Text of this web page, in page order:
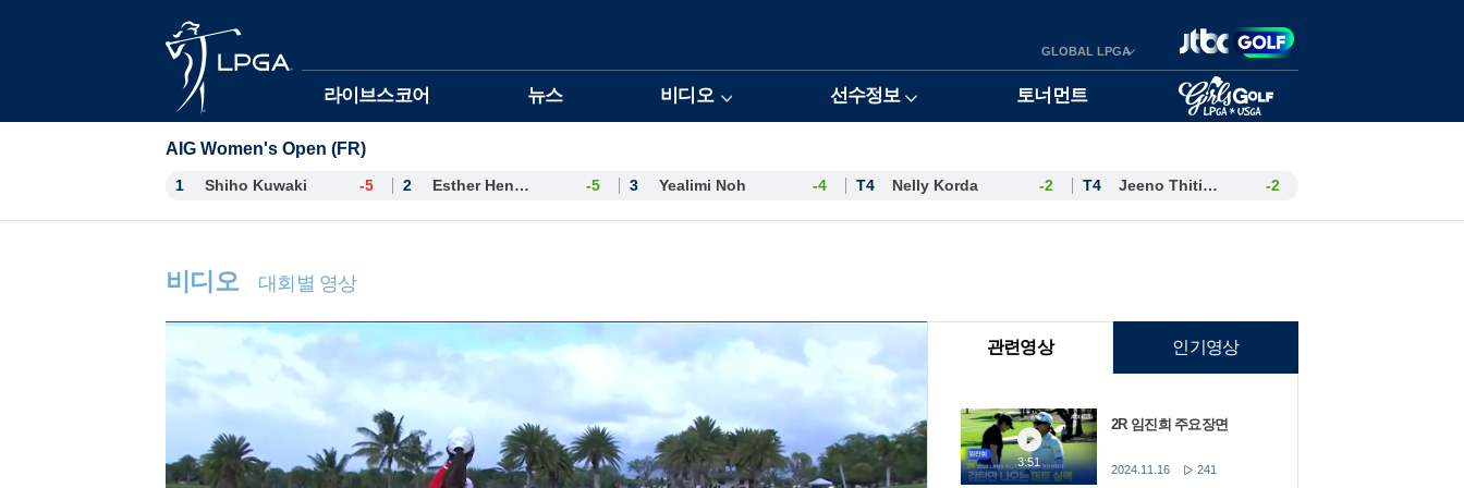
GLOBAL LPGA
라이브스코어 뉴스 비디오 선수정보 토너먼트
AIG Women's Open (FR)
1 Shiho Kuwaki -5 2 Esther Henseleit -5 3 Yealimi Noh -4 T4 Nelly Korda -2 T4 Jeeno Thitikul -2
비디오 대회별 영상
관련영상 인기영상
3:51
2R 임진희 주요장면
2024.11.16 241